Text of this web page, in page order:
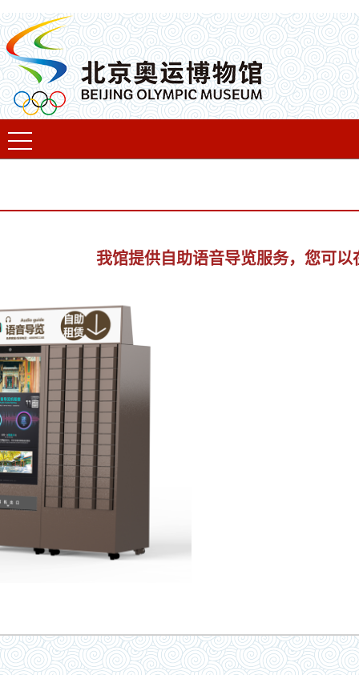
我馆提供自助语音导览服务，您可